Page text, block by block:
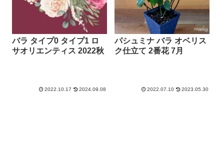
バラ タイプ0 タイプ1 ロ
サオリエンティス 2022秋
2022.10.17 2024.09.08
パシュミナ バラ オベリス
ク仕立て 2番花 7月
2022.07.10 2023.05.30